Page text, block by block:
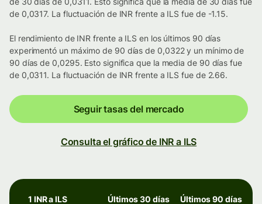
de 0,0317. La fluctuación de INR frente a ILS fue de -1.15.
El rendimiento de INR frente a ILS en los últimos 90 días
experimentó un máximo de 90 días de 0,0322 y un mínimo de
90 días de 0,0295. Esto significa que la media de 90 días fue
de 0,0311. La fluctuación de INR frente a ILS fue de 2.66.
Seguir tasas del mercado
Consulta el gráfico de INR a ILS
1 INR a ILS Últimos 30 días Últimos 90 días